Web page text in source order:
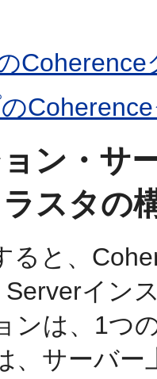
ン・サ
スタの
ると、
イン
ンは、1つ
、サーバ